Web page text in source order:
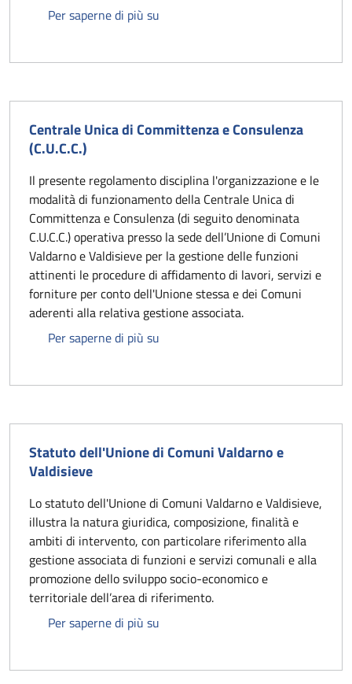
Per saperne di più su
Centrale Unica di Committenza e Consulenza
(C.U.C.C.)
Il presente regolamento disciplina l'organizzazione e le
modalità di funzionamento della Centrale Unica di
Committenza e Consulenza (di seguito denominata
C.U.C.C.) operativa presso la sede dell’Unione di Comuni
Valdarno e Valdisieve per la gestione delle funzioni
attinenti le procedure di affidamento di lavori, servizi e
forniture per conto dell'Unione stessa e dei Comuni
aderenti alla relativa gestione associata.
Per saperne di più su
Statuto dell'Unione di Comuni Valdarno e
Valdisieve
Lo statuto dell'Unione di Comuni Valdarno e Valdisieve,
illustra la natura giuridica, composizione, finalità e
ambiti di intervento, con particolare riferimento alla
gestione associata di funzioni e servizi comunali e alla
promozione dello sviluppo socio-economico e
territoriale dell’area di riferimento.
Per saperne di più su